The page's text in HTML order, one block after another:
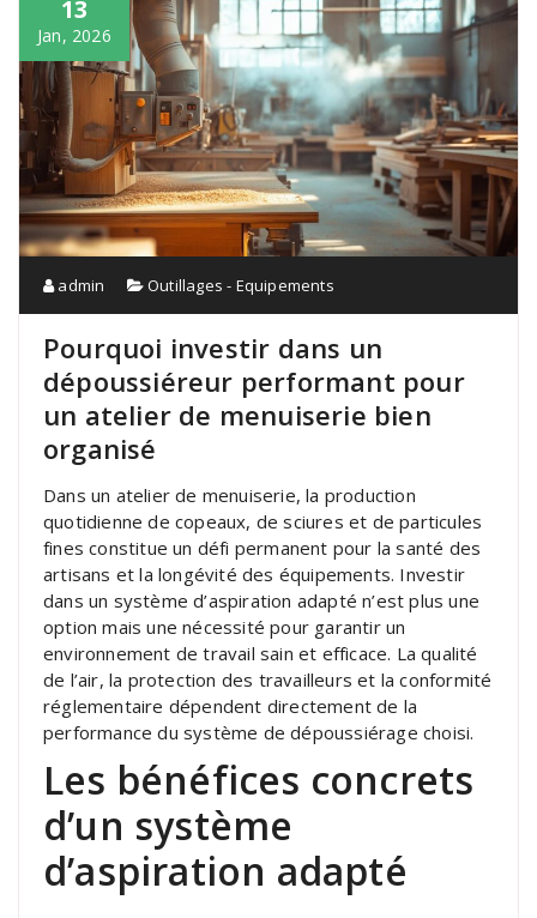
13
Jan, 2026
admin Outillages - Equipements
Pourquoi investir dans un
dépoussiéreur performant pour
un atelier de menuiserie bien
organisé
Dans un atelier de menuiserie, la production
quotidienne de copeaux, de sciures et de particules
fines constitue un défi permanent pour la santé des
artisans et la longévité des équipements. Investir
dans un système d’aspiration adapté n’est plus une
option mais une nécessité pour garantir un
environnement de travail sain et efficace. La qualité
de l’air, la protection des travailleurs et la conformité
réglementaire dépendent directement de la
performance du système de dépoussiérage choisi.
Les bénéfices concrets
d’un système
d’aspiration adapté